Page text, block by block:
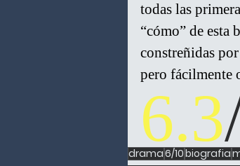
todas las
“cómo” de esta
constreñidas
pero fácilmente
6.3
drama6/10biografia